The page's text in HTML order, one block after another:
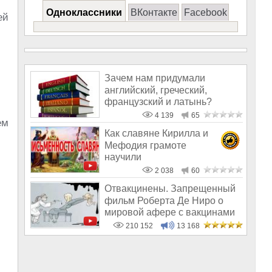
Одноклассники ВКонтакте Facebook
Зачем нам придумали
английский, греческий,
французский и латынь?
4 139 65
Как славяне Кирилла и
Мефодия грамоте
научили
2 038 60
Отвакцинены. Запрещенный
фильм Роберта Де Ниро о
мировой афере с вакцинами
210 152 13 168